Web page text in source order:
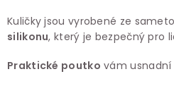
Kuličky jsou vyrobené ze
silikonu, který je bezpečný pro
Praktické poutko vám